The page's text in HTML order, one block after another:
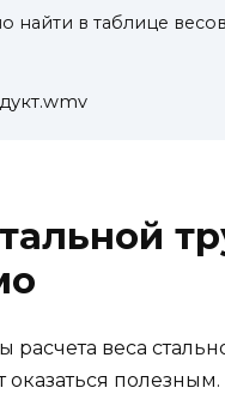
в таблице весов
веса
полезным.